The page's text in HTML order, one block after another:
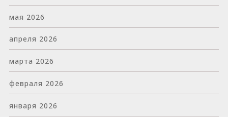
мая 2026
апреля 2026
марта 2026
февраля 2026
января 2026